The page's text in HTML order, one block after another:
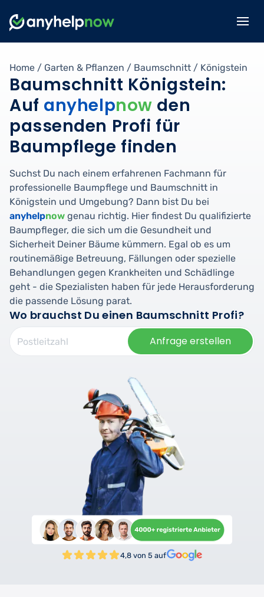
Home / Garten & Pflanzen / Baumschnitt / Königstein
Baumschnitt Königstein:
Auf anyhelpnow den
passenden Profi für
Baumpflege finden
Suchst Du nach einem erfahrenen Fachmann für
professionelle Baumpflege und Baumschnitt in
Königstein und Umgebung? Dann bist Du bei
anyhelpnow genau richtig. Hier findest Du qualifizierte
Baumpfleger, die sich um die Gesundheit und
Sicherheit Deiner Bäume kümmern. Egal ob es um
routinemäßige Betreuung, Fällungen oder spezielle
Behandlungen gegen Krankheiten und Schädlinge
geht - die Spezialisten haben für jede Herausforderung
die passende Lösung parat.
Wo brauchst Du einen Baumschnitt Profi?
Anfrage erstellen
4,8 von 5 auf